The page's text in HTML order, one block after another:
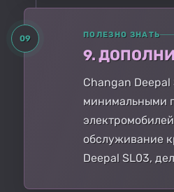
09 ПОЛЕЗНО ЗНАТЬ
9.
Changan Deepal
минимальными
обслуживание
Deepal SL03,